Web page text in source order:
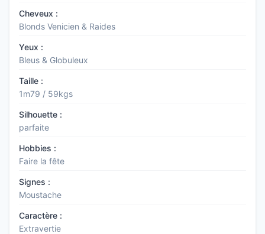
Cheveux :
Blonds Venicien & Raides
Yeux :
Bleus & Globuleux
Taille :
1m79 / 59kgs
Silhouette :
parfaite
Hobbies :
Faire la fête
Signes :
Moustache
Caractère :
Extravertie